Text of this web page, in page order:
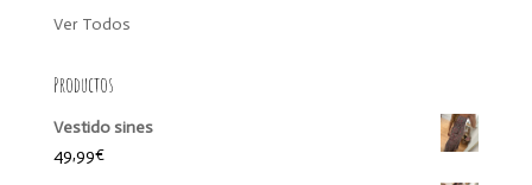
Ver Todos
Productos
Vestido sines
49,99€